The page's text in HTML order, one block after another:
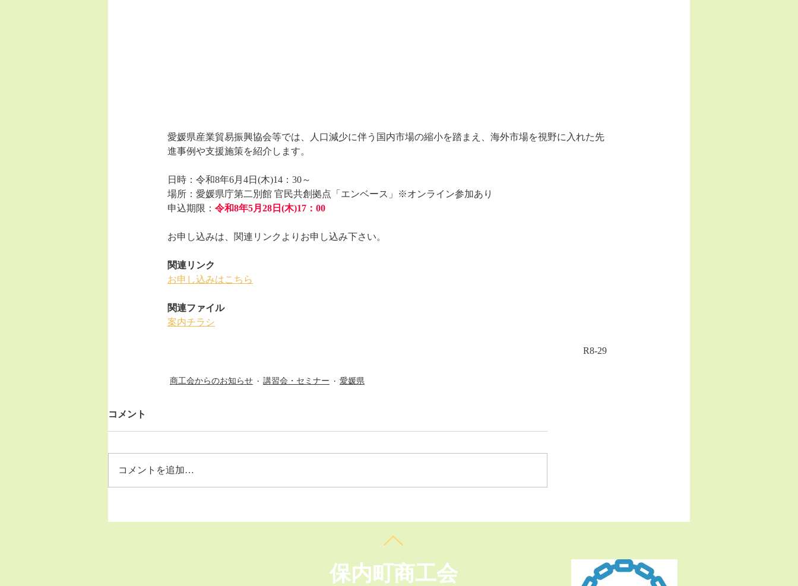
愛媛県産業貿易振興協会等では、人口減少に伴う国内市場の縮小を踏まえ、海外市場を視野に入れた先
進事例や支援施策を紹介します。
日時：令和8年6月4日(木)14：30～
場所：愛媛県庁第二別館 官民共創拠点「エンベース」※オンライン参加あり
申込期限： 令和8年5月28日(木)17：00
お申し込みは、関連リンクよりお申し込み下さい。
関連リンク
お申し込みはこちら
関連ファイル
案内チラシ
R8-29
商工会からのお知らせ 講習会・セミナー 愛媛県
コメント
コメントを追加…
​保内町商工会